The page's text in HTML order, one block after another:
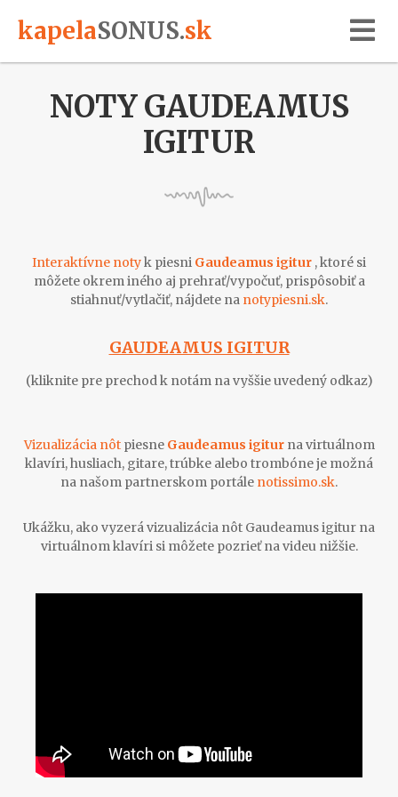
kapelaSONUS.sk
NOTY GAUDEAMUS
IGITUR
Interaktívne notyk piesni Gaudeamus igitur , ktoré si
môžete okrem iného aj prehrať/vypočuť, prispôsobiť a
stiahnuť/vytlačiť, nájdete na notypiesni.sk.
GAUDEAMUS IGITUR
(kliknite pre prechod k notám na vyššie uvedený odkaz)
Vizualizácia nôtpiesne Gaudeamus igitur na virtuálnom
klavíri, husliach, gitare, trúbke alebo trombóne je možná
na našom partnerskom portále notissimo.sk.
Ukážku, ako vyzerá vizualizácia nôt Gaudeamus igitur na
virtuálnom klavíri si môžete pozrieť na videu nižšie.